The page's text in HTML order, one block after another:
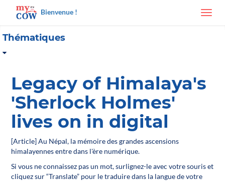
Bienvenue !
Thématiques
Legacy of Himalaya's
'Sherlock Holmes'
lives on in digital
[Article] Au Népal, la mémoire des grandes ascensions
himalayennes entre dans l'ère numérique.
Si vous ne connaissez pas un mot, surlignez-le avec votre souris et
cliquez sur “Translate” pour le traduire dans la langue de votre